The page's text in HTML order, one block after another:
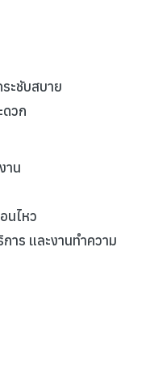
ระชับสบาย
ดวก
าน
นไหว
าร และงานทำความ